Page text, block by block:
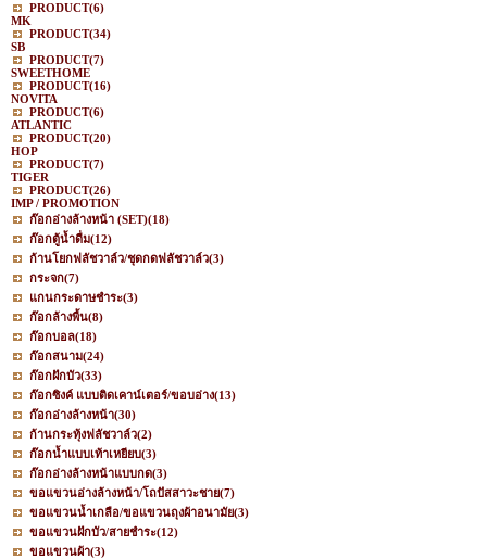
PRODUCT(6)
MK
PRODUCT(34)
SB
PRODUCT(7)
SWEETHOME
PRODUCT(16)
NOVITA
PRODUCT(6)
ATLANTIC
PRODUCT(20)
HOP
PRODUCT(7)
TIGER
PRODUCT(26)
IMP / PROMOTION
ก๊อกอ่างล้างหน้า (SET)(18)
ก๊อกตู้น้ำดื่ม(12)
ก้านโยกฟลัชวาล์ว/ชุดกดฟลัชวาล์ว(3)
กระจก(7)
แกนกระดาษชำระ(3)
ก๊อกล้างพื้น(8)
ก๊อกบอล(18)
ก๊อกสนาม(24)
ก๊อกฝักบัว(33)
ก๊อกซิงค์ แบบติดเคาน์เตอร์/ขอบอ่าง(13)
ก๊อกอ่างล้างหน้า(30)
ก้านกระทุ้งฟลัชวาล์ว(2)
ก๊อกน้ำแบบเท้าเหยียบ(3)
ก๊อกอ่างล้างหน้าแบบกด(3)
ขอแขวนอ่างล้างหน้า/โถปัสสาวะชาย(7)
ขอแขวนน้ำเกลือ/ขอแขวนถุงผ้าอนามัย(3)
ขอแขวนฝักบัว/สายชำระ(12)
ขอแขวนผ้า(3)